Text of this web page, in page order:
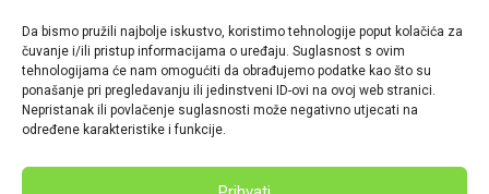
Da bismo pružili najbolje iskustvo, koristimo tehnologije poput kolačića za
čuvanje i/ili pristup informacijama o uređaju. Suglasnost s ovim
tehnologijama će nam omogućiti da obrađujemo podatke kao što su
ponašanje pri pregledavanju ili jedinstveni ID-ovi na ovoj web stranici.
Nepristanak ili povlačenje suglasnosti može negativno utjecati na
određene karakteristike i funkcije.
PPF
Keramička zaštita vozila
KONTAKT
info@chaos-garage.eu